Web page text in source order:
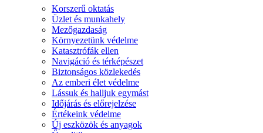
Korszerű oktatás
Üzlet és munkahely
Mezőgazdaság
Környezetünk védelme
Katasztrófák ellen
Navigáció és térképészet
Biztonságos közlekedés
Az emberi élet védelme
Lássuk és halljuk egymást
Időjárás és előrejelzése
Értékeink védelme
Új eszközök és anyagok